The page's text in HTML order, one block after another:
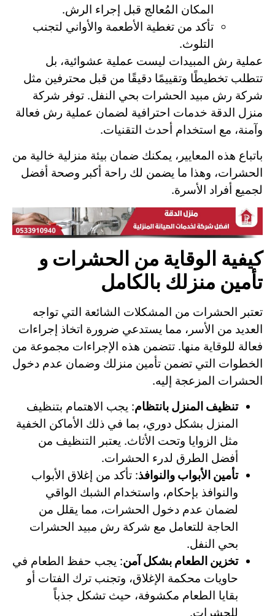
المكان المُعالج قبل إجراء الرش.
تأكد من تغطية الأطعمة والأواني لتجنب
التلوث.
عملية رش المبيدات ليست عملية عشوائية، بل
تتطلب تخطيطًا وتقييمًا دقيقًا من قبل محترفين مثل
شركة رش مبيد الحشرات بحي النفل. توفر شركة
منزل الدقة خدمات احترافية لضمان عملية رش فعالة
وآمنة، مع استخدام أحدث التقنيات.
باتباع هذه المعايير، يمكنك ضمان بيئة منزلية خالية من
الحشرات، وهذا ما يضمن لك راحة أكبر وصحة أفضل
لجميع أفراد الأسرة.
كيفية الوقاية من الحشرات و
تأمين منزلك بالكامل
تعتبر الحشرات من المشكلات الشائعة التي تواجه
العديد من الأسر، مما يستدعي ضرورة اتخاذ إجراءات
فعالة للوقاية منها. تتضمن هذه الإجراءات مجموعة من
الخطوات التي تضمن تأمين منزلك وضمان عدم دخول
الحشرات المزعجة إليه.
تنظيف المنزل بانتظام: يجب الاهتمام بتنظيف
المنزل بشكل دوري، بما في ذلك الأماكن الخفية
مثل الزوايا وتحت الأثاث. يعتبر التنظيف من
أفضل الطرق لدرء الحشرات.
تأمين الأبواب والنوافذ: تأكد من إغلاق الأبواب
والنوافذ بإحكام، واستخدام الشبك الواقي
لضمان عدم دخول الحشرات، مما يقلل من
الحاجة للتعامل مع شركة رش مبيد الحشرات
بحي النفل.
تخزين الطعام بشكل آمن: يجب حفظ الطعام في
حاويات محكمة الإغلاق، وتجنب ترك الفتات أو
بقايا الطعام مكشوفة، حيث تشكل جذباً
للحشرات.